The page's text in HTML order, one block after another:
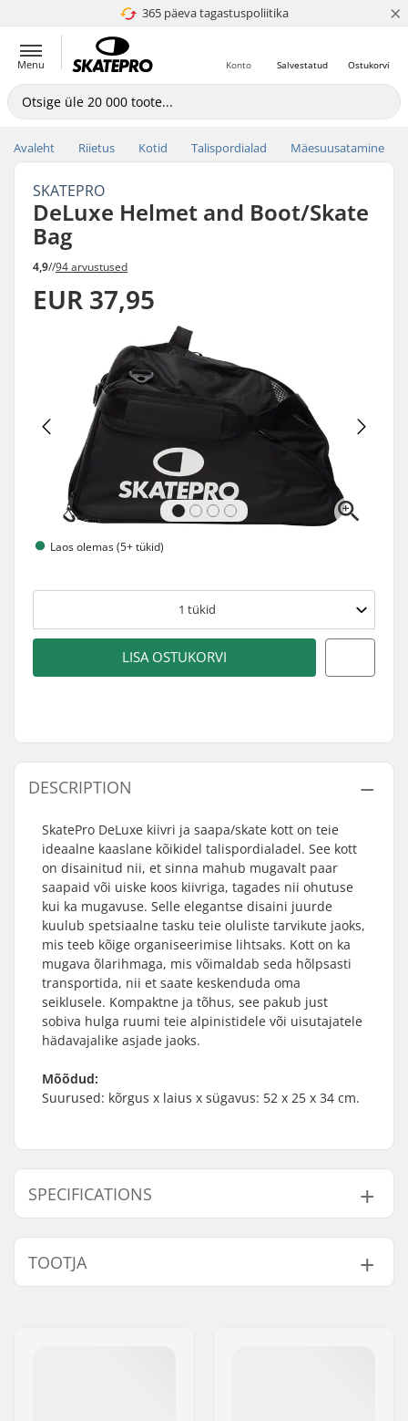
365 päeva tagastuspoliitika
4.8 paljaks 5 ×
Menu Ostukorvi
Salvestatud
Konto
Avaleht Riietus Kotid Talispordialad Mäesuusatamine
SKATEPRO
DeLuxe Helmet and Boot/Skate
Bag
4,9//94 arvustused
EUR 37,95
Laos olemas (5+ tükid)
1 tükid
LISA OSTUKORVI
DESCRIPTION
SkatePro DeLuxe kiivri ja saapa/skate kott on teie
ideaalne kaaslane kõikidel talispordialadel. See kott
on disainitud nii, et sinna mahub mugavalt paar
saapaid või uiske koos kiivriga, tagades nii ohutuse
kui ka mugavuse. Selle elegantse disaini juurde
kuulub spetsiaalne tasku teie oluliste tarvikute jaoks,
mis teeb kõige organiseerimise lihtsaks. Kott on ka
mugava õlarihmaga, mis võimaldab seda hõlpsasti
transportida, nii et saate keskenduda oma
seiklusele. Kompaktne ja tõhus, see pakub just
sobiva hulga ruumi teie alpinistidele või uisutajatele
hädavajalike asjade jaoks.
Mõõdud:
Suurused: kõrgus x laius x sügavus: 52 x 25 x 34 cm.
SPECIFICATIONS
Tüüp:
Ski boot bag
Height x Width x
Depth:
TOOTJA